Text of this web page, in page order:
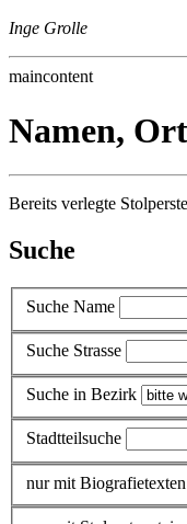
Inge Grolle
maincontent
Namen,
Bereits verlegte
Suche
Suche Name
Suche Strasse
Suche in Bezirk
Stadtteilsuche
nur mit Biografietexten